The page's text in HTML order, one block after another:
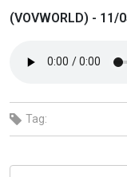
(VOVWORLD) - 11/
Tag: